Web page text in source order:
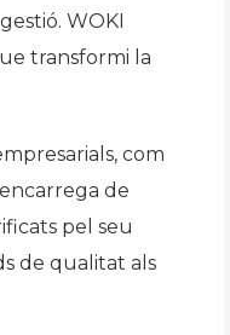
WOKI
transformi la
com
de
pel seu
de qualitat als